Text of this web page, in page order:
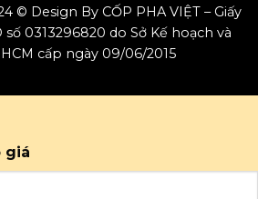
© Design By CỐP PHA VIỆT – Giấy
0313296820 do Sở Kế hoạch và
cấp ngày 09/06/2015
giá